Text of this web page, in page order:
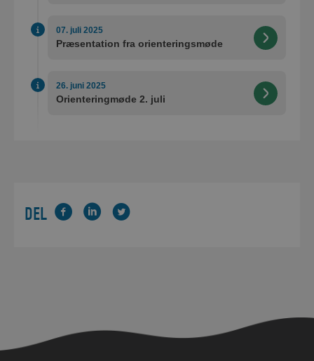
07. juli 2025
Præsentation fra orienteringsmøde
26. juni 2025
Orienteringmøde 2. juli
DEL